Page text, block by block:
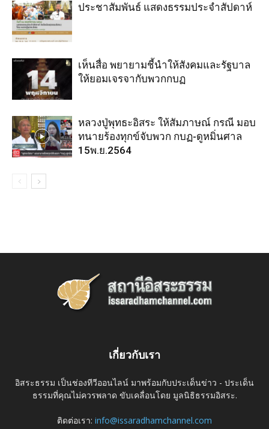
ประชาสัมพันธ์ แสดงธรรมประจำสัปดาห์
เห็นสื่อ พยายามชี้นำให้สังคมและรัฐบาล
ให้ยอมเจรจากับพวกกบฏ
หลวงปู่พุทธะอิสระ ให้สัมภาษณ์ กรณี มอบ
ทนายร้องทุกข์จับพวก กบฏ-ดูหมิ่นศาล
15พ.ย.2564
เกี่ยวกับเรา
อิสระธรรม เป็นช่องทีวีออนไลน์ มาพร้อมกับประเด็นข่าว - ประเด็น
ธรรมที่คุณไม่ควรพลาด ขับเคลื่อนโดย มูลนิธิธรรมอิสระ.
ติดต่อเรา: info@issaradhamchannel.com